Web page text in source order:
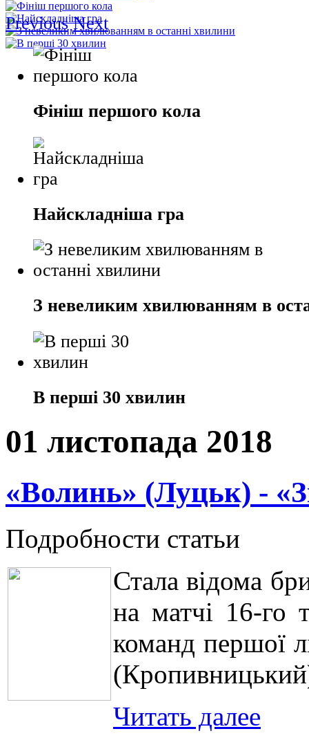
Previous Next
Фініш першого кола
Найскладніша гра
З невеликим хвилюванням в
В перші 30 хвилин
01 листопада 2018
«Волинь» (Луцьк) -
Подробности статьи
Стала відома
на матчі 16-го
команд першої
Читать далее